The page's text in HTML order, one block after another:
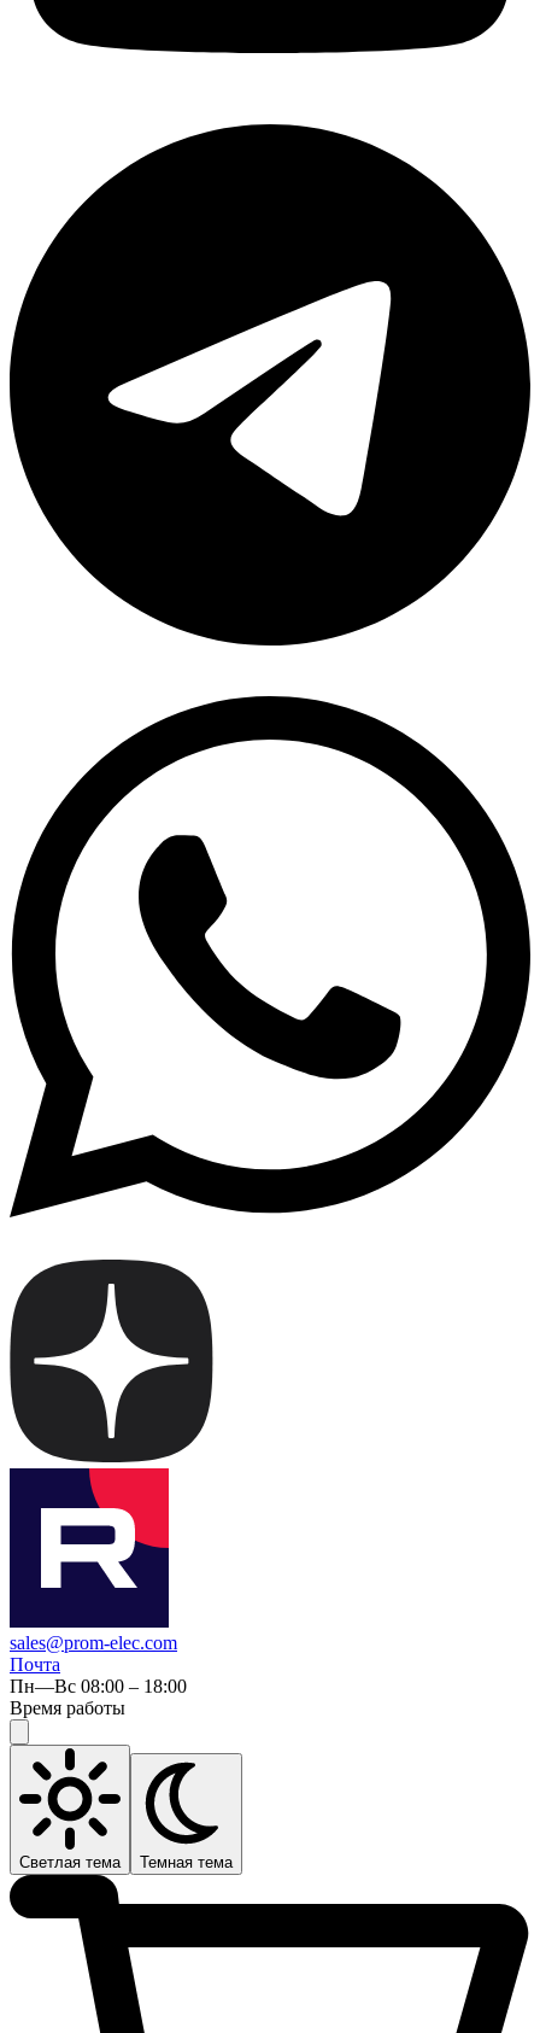
sales@prom-elec.com
Почта
Пн—Вс 08:00 – 18:00
Время работы
Светлая тема Темная тема